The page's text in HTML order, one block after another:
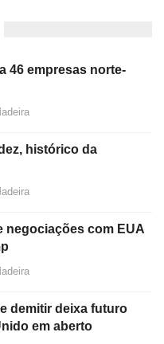
46 empresas norte-
histórico da
negociações com EUA
demitir deixa futuro
em aberto